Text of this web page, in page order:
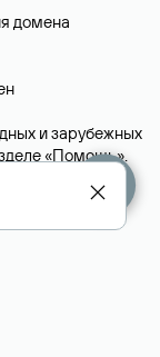
домена
и зарубежных
«Помощь».